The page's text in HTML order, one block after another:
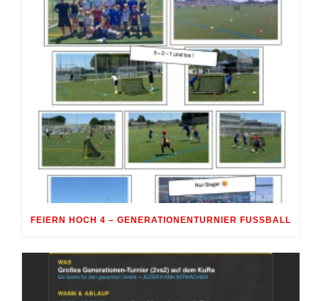
FEIERN HOCH 4 – GENERATIONENTURNIER FUSSBALL